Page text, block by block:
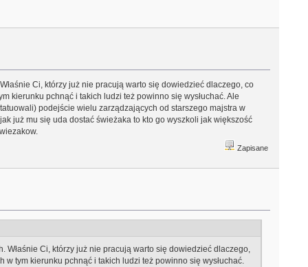
Ci, którzy już nie pracują warto się dowiedzieć dlaczego, co
kierunku pchnąć i takich ludzi też powinno się wysłuchać. Ale
podejście wielu zarządzających od starszego majstra w
już mu się uda dostać świeżaka to kto go wyszkoli jak większość
Zapisane
Właśnie Ci, którzy już nie pracują warto się dowiedzieć dlaczego,
w tym kierunku pchnąć i takich ludzi też powinno się wysłuchać.